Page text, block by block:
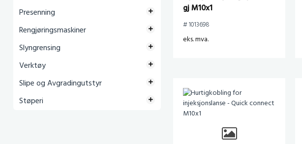
Presenning
Rengjøringsmaskiner
Slyngrensing
Verktøy
Slipe og Avgradingutstyr
Støperi
gj M10x1
# 1013698
eks. mva.